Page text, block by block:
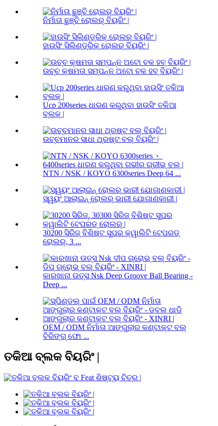
ନିର୍ମାତା ଛୁଞ୍ଚି ରୋଲର୍ ବିୟରିଂ |
ହାଉସିଂ ସିଲିଣ୍ଡ୍ରିକ୍ ରୋଲର୍ ବିୟରିଂ |
ଉଚ୍ଚ କ୍ଷମତା ସମ୍ପନ୍ନ ଅଟୋ ଚକ ହବ୍ ବିୟରିଂ |
Ucp 200series ଧାରଣ କରୁଥିବା ହାଉସିଂ ତକିଆ
ବ୍ଲକ୍ |
ଉଚ୍ଚମାନର ସାଧା ଥ୍ରଷ୍ଟ ବଲ୍ ବିୟରିଂ |
NTN / NSK / KOYO 6300series Deep 64 ...
ସ୍ୱୟଂ ଆଲାଇନ୍ ରୋଲର୍ ଭାରୀ ଯୋଗାଣକାରୀ |
30200 ସିରିଜ୍ ବିଶିଷ୍ଟ ସୁପର କ୍ୱାଲିଟି ଟେପରଡ୍
ରୋଲର୍, 3 ...
କାରଖାନା ଉତ୍ସ Nsk Deep Groove Ball Bearing -
Deep ...
OEM / ODM ନିର୍ମାତା ଆଙ୍ଗୁଲାର କଣ୍ଟାକ୍ଟ ବଲ୍
ବିରିଙ୍ଗ୍ ଫୋ ...
ତକିଆ ବ୍ଲକ ବିୟରିଂ |